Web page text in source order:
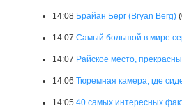
14:08 Брайан Берг (Bryan Berg)
14:07 Cамый большой в мире
14:07 Райское место,
14:06 Тюремная камера, где
14:05 40 самых интересных